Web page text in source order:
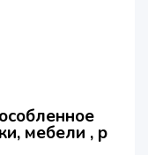
мебели , р